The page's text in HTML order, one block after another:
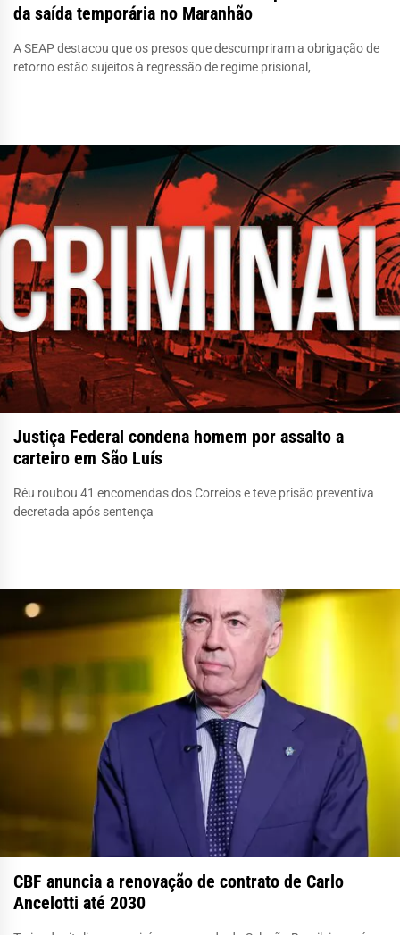
da saída temporária no Maranhão
A SEAP destacou que os presos que descumpriram a obrigação de
retorno estão sujeitos à regressão de regime prisional,
Justiça Federal condena homem por assalto a
carteiro em São Luís
Réu roubou 41 encomendas dos Correios e teve prisão preventiva
decretada após sentença
CBF anuncia a renovação de contrato de Carlo
Ancelotti até 2030